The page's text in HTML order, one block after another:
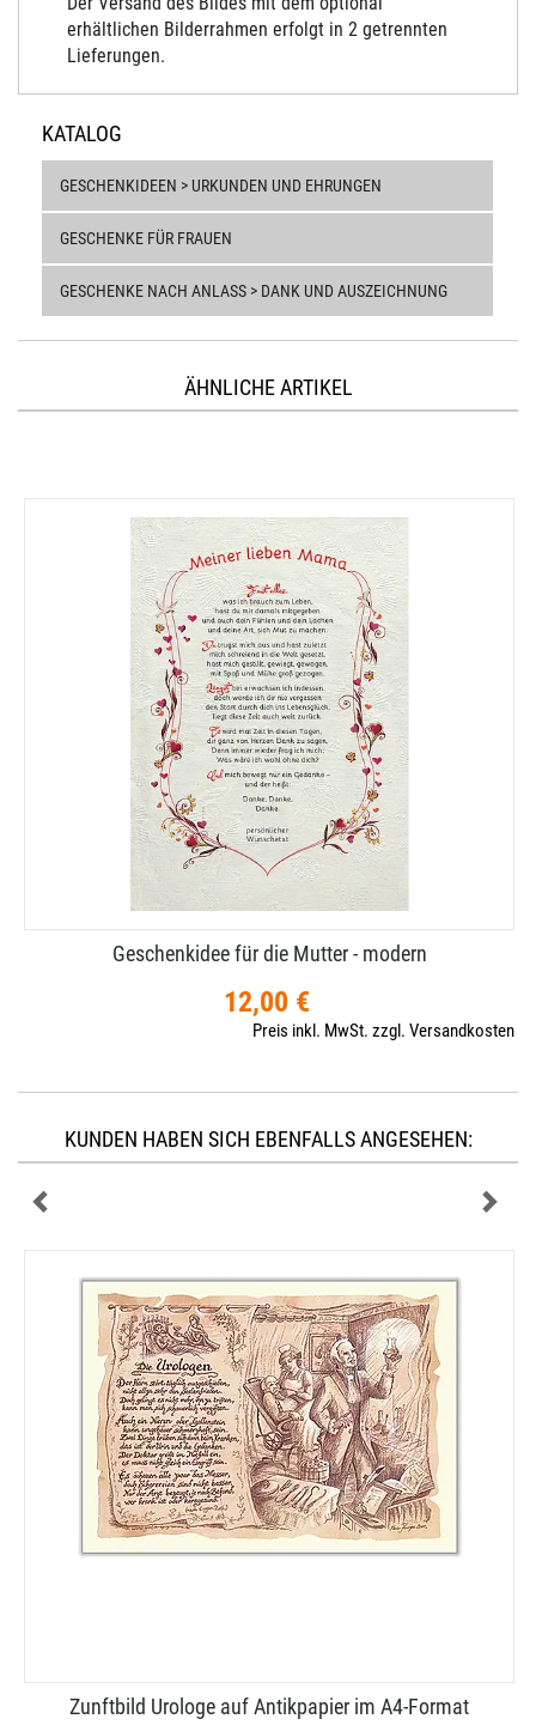
erhältlichen Bilderrahmen erfolgt in 2 getrennten
Lieferungen.
KATALOG
GESCHENKIDEEN > URKUNDEN UND EHRUNGEN
GESCHENKE FÜR FRAUEN
GESCHENKE NACH ANLASS > DANK UND AUSZEICHNUNG
ÄHNLICHE ARTIKEL
Geschenkidee für die Mutter - modern
12,00 €
Preis inkl. MwSt. zzgl. Versandkosten
KUNDEN HABEN SICH EBENFALLS ANGESEHEN:
Zunftbild Urologe auf Antikpapier im A4-​Format